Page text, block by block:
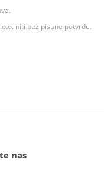
niti bez pisane potvrde.
nas